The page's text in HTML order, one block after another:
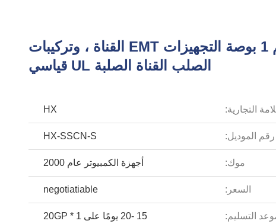
دائم 1 بوصة التجهيزات EMT القناة ، وتركيبات
الصلب القناة الصلبة UL قياسي
التجارية: HX
رقم الموديل: HX-SSCN-S
موك: أجهزة الكمبيوتر عام 2000
السعر: negotiatiable
التسليم: 15 -20 يومًا على 1 * 20GP